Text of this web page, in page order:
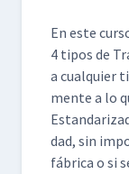
En este
4 tipos de
a cualquier
mente a lo
dad, sin
fábri­ca o si